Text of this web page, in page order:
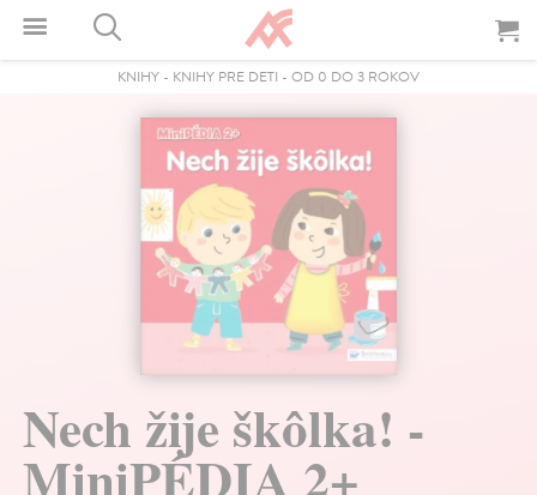
KNIHY - KNIHY PRE DETI - OD 0 DO 3 ROKOV
Nech žije škôlka! -
MiniPÉDIA 2+